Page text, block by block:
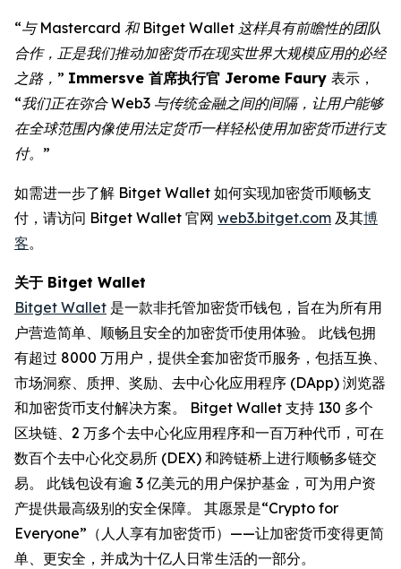
“与 Mastercard 和 Bitget Wallet 这样具有前瞻性的团队
合作，正是我们推动加密货币在现实世界大规模应用的必经
之路，” Immersve 首席执行官 Jerome Faury 表示，
“我们正在弥合 Web3 与传统金融之间的间隔，让用户能够
在全球范围内像使用法定货币一样轻松使用加密货币进行支
付。”
如需进一步了解 Bitget Wallet 如何实现加密货币顺畅支
付，请访问 Bitget Wallet 官网 web3.bitget.com 及其博
客。
关于 Bitget Wallet
Bitget Wallet 是一款非托管加密货币钱包，旨在为所有用
户营造简单、顺畅且安全的加密货币使用体验。 此钱包拥
有超过 8000 万用户，提供全套加密货币服务，包括互换、
市场洞察、质押、奖励、去中心化应用程序 (DApp) 浏览器
和加密货币支付解决方案。 Bitget Wallet 支持 130 多个
区块链、2 万多个去中心化应用程序和一百万种代币，可在
数百个去中心化交易所 (DEX) 和跨链桥上进行顺畅多链交
易。 此钱包设有逾 3 亿美元的用户保护基金，可为用户资
产提供最高级别的安全保障。 其愿景是“Crypto for
Everyone”（人人享有加密货币）——让加密货币变得更简
单、更安全，并成为十亿人日常生活的一部分。